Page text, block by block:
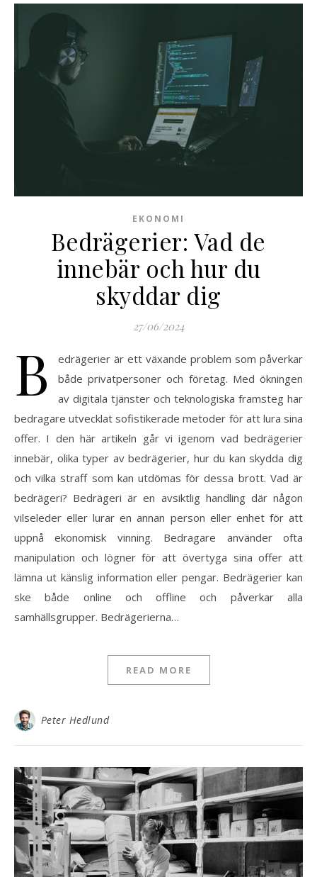
EKONOMI
Bedrägerier: Vad de
innebär och hur du
skyddar dig
27/06/2024
B
edrägerier är ett växande problem som påverkar
både privatpersoner och företag. Med ökningen
av digitala tjänster och teknologiska framsteg har
bedragare utvecklat sofistikerade metoder för att lura sina
offer. I den här artikeln går vi igenom vad bedrägerier
innebär, olika typer av bedrägerier, hur du kan skydda dig
och vilka straff som kan utdömas för dessa brott. Vad är
bedrägeri? Bedrägeri är en avsiktlig handling där någon
vilseleder eller lurar en annan person eller enhet för att
uppnå ekonomisk vinning. Bedragare använder ofta
manipulation och lögner för att övertyga sina offer att
lämna ut känslig information eller pengar. Bedrägerier kan
ske både online och offline och påverkar alla
samhällsgrupper. Bedrägerierna…
READ MORE
Peter Hedlund